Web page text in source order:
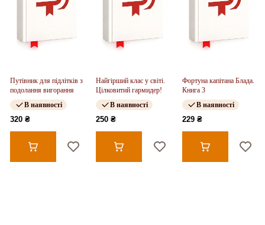
Путівник для підлітків з
подолання вигорання
В наявності
320 ₴
Найгірший клас у світі.
Цілковитий гармидер!
В наявності
250 ₴
Фортуна капітана Блада.
Книга 3
В наявності
229 ₴